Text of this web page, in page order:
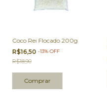
Coco Rei Flocado 200g
R$16,50 -13%OFF
R$18,90